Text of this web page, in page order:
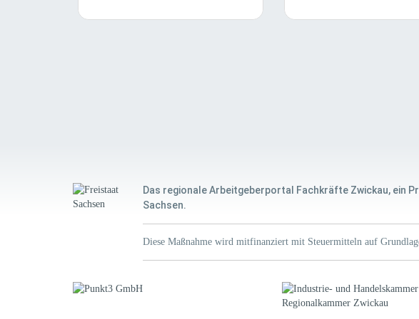
Das regionale Arbeitgeberportal Fachkräfte Zwickau, ein
Sachsen.
Diese Maßnahme wird mitfinanziert mit Steuermitteln auf